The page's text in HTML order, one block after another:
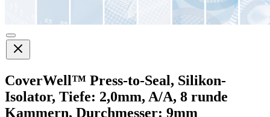
CoverWell™ Press-to-Seal, Silikon-
Isolator, Tiefe: 2,0mm, A/A, 8 runde
Kammern, Durchmesser: 9mm